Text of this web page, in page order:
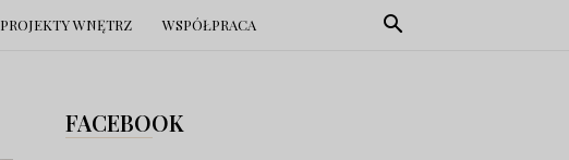
PROJEKTY WNĘTRZ WSPÓŁPRACA
FACEBOOK